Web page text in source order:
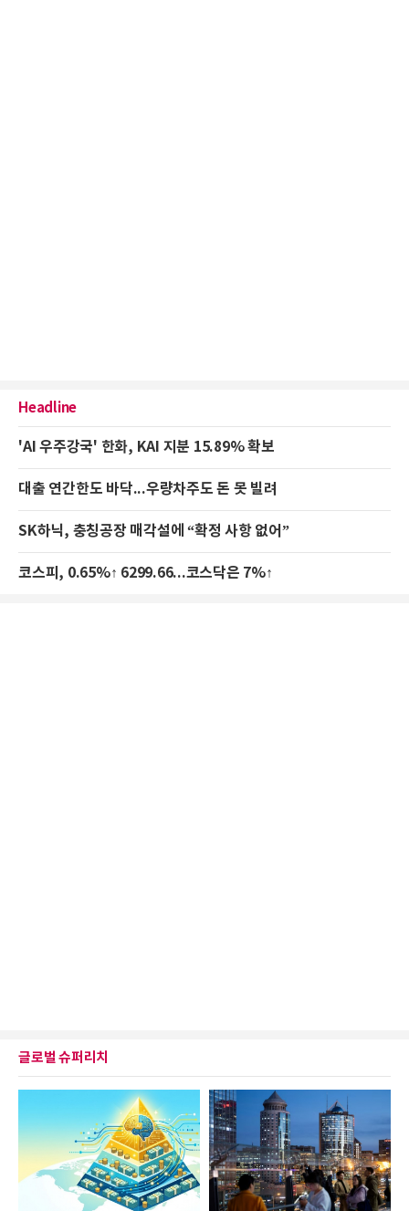
Headline
'AI 우주강국' 한화, KAI 지분 15.89% 확보
대출 연간한도 바닥...우량차주도 돈 못 빌려
SK하닉, 충칭공장 매각설에 “확정 사항 없어”
코스피, 0.65%↑ 6299.66...코스닥은 7%↑
글로벌 슈퍼리치